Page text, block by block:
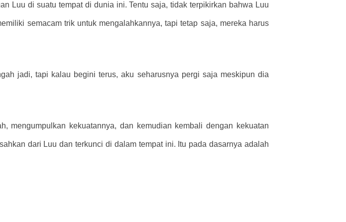
Luu di suatu tempat di dunia ini. Tentu saja, tidak terpikirkan bahwa Luu
semacam trik untuk mengalahkannya, tapi tetap saja, mereka harus
jadi, tapi kalau begini terus, aku seharusnya pergi saja meskipun dia
mengumpulkan kekuatannya, dan kemudian kembali dengan kekuatan
dari Luu dan terkunci di dalam tempat ini. Itu pada dasarnya adalah